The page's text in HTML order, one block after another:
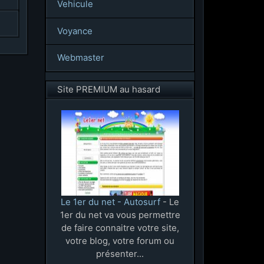
Vehicule
Voyance
Webmaster
Site PREMIUM au hasard
Le 1er du net - Autosurf - Le
1er du net va vous permettre
de faire connaitre votre site,
votre blog, votre forum ou
présenter...